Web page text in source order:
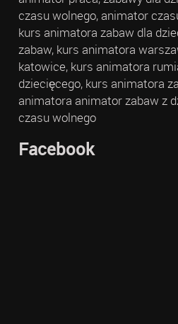
czasu wolnego, animator
kurs animatora zabaw dla
zabaw, kurs animatora
katowice, kurs animatora
dziecięcego, kurs animatora
animatora animator zabaw z
czasu wolnego
Facebook